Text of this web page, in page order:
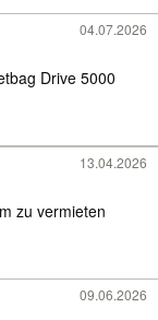
04.07.2026
Drive 5000
13.04.2026
zu vermieten
09.06.2026